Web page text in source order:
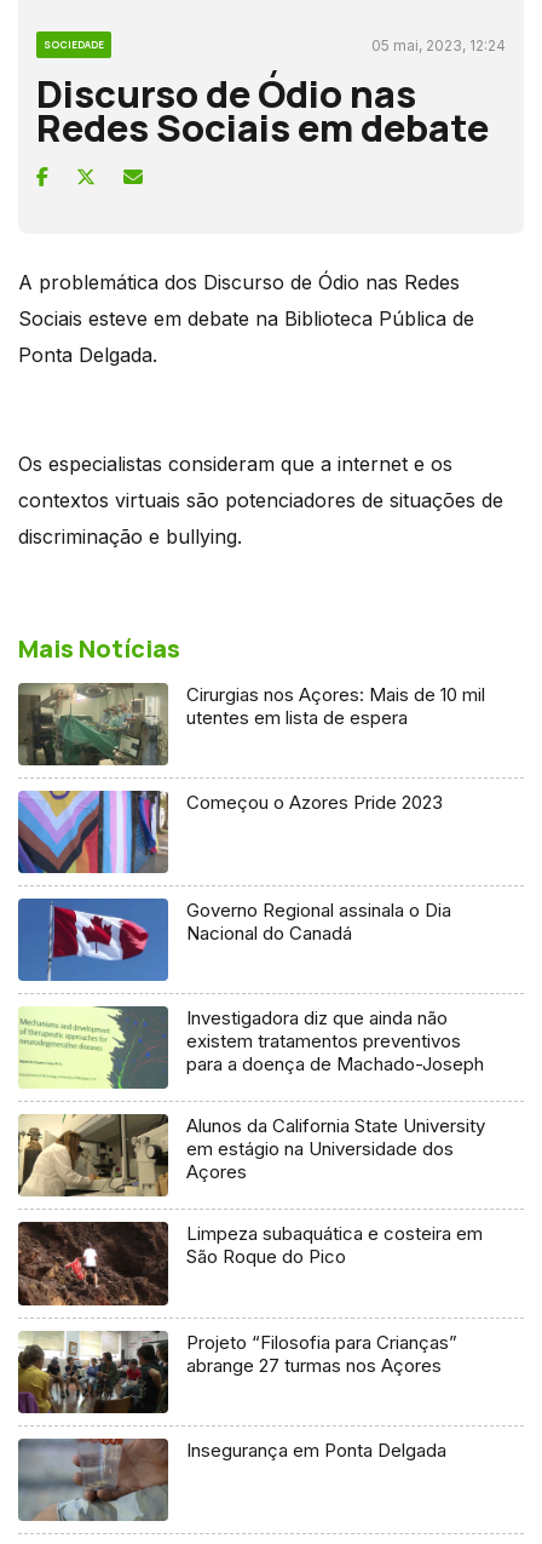
SOCIEDADE 05 mai, 2023, 12:24
Discurso de Ódio nas
Redes Sociais em debate
A problemática dos Discurso de Ódio nas Redes
Sociais esteve em debate na Biblioteca Pública de
Ponta Delgada.
Os especialistas consideram que a internet e os
contextos virtuais são potenciadores de situações de
discriminação e bullying.
Mais Notícias
Cirurgias nos Açores: Mais de 10 mil
utentes em lista de espera
Começou o Azores Pride 2023
Governo Regional assinala o Dia
Nacional do Canadá
Investigadora diz que ainda não
existem tratamentos preventivos
para a doença de Machado-Joseph
Alunos da California State University
em estágio na Universidade dos
Açores
Limpeza subaquática e costeira em
São Roque do Pico
Projeto “Filosofia para Crianças”
abrange 27 turmas nos Açores
Insegurança em Ponta Delgada